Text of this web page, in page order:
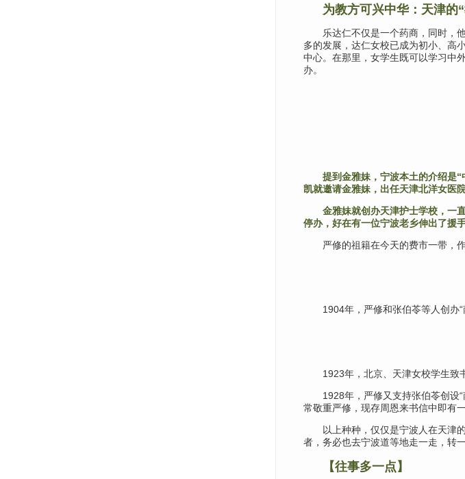
为教方可兴中华：天津的
乐达仁不仅是一个药商， 同时，
多的发展，达仁女校已成为初小、高
中心。在那里，女学生既可以学习中
办。
提到金雅妹，宁波本土的介绍是
凯就邀请金雅妹，出任天津北洋女医
金雅妹就创办天津护士学校，一
停办，好在有一位宁波老乡伸出了援
严修的祖籍在今天的费市一带，
1904年， 严修和张伯苓等人创办“
1923年， 北京、天津女校学生致
1928年， 严修又支持张伯苓创设“
常敬重严修， 现存周恩来书信中 即有
以上种种， 仅仅是宁波人在天津的
者， 务必也去宁波道等地走一走，转
【往事多一点 】